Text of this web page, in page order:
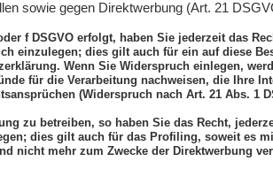
sowie gegen Direktwerbung (Art. 21
f DSGVO erfolgt, haben Sie jederzeit das
einzulegen; dies gilt auch für ein auf diese
Wenn Sie Widerspruch einlegen,
für die Verarbeitung nachweisen, die Ihre
(Widerspruch nach Art. 21 Abs. 1
zu betreiben, so haben Sie das Recht,
dies gilt auch für das Profiling, soweit es
nicht mehr zum Zwecke der Direktwerbung